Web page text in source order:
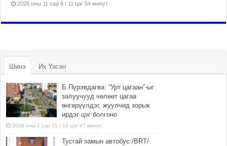
2025 оны 11 сар 6 / 11 цаг 54 минут
Шинэ Их Үзсэн
Б.Пүрэвдагва: “Урт цагаан”-ыг
залуучууд чөлөөт цагаа
өнгөрүүлдэг, жуулчид зорьж
ирдэг цэг болгоно
2026 оны 7 сар 21 / 16 цаг 47 минут
Тусгай замын автобус /BRT/